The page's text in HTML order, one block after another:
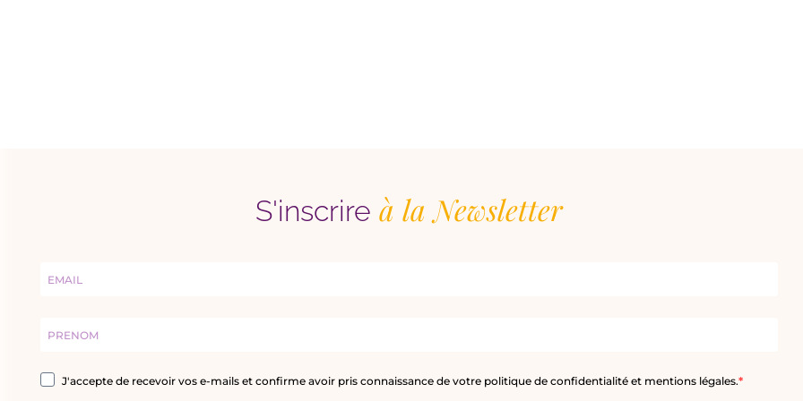
S'inscrire à la Newsletter
J'accepte de recevoir vos e-mails et confirme avoir pris connaissance de votre politique de confidentialité et mentions légales.